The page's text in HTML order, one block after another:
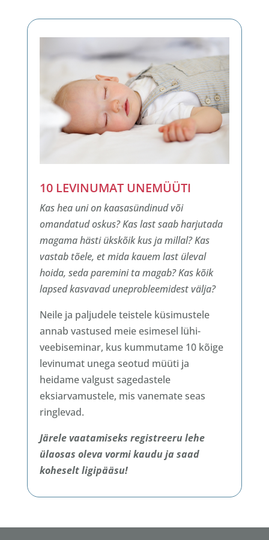
10 LEVINUMAT UNEMÜÜTI
Kas hea uni on kaasasündinud või
omandatud oskus? Kas last saab harjutada
magama hästi ükskõik kus ja millal? Kas
vastab tõele, et mida kauem last üleval
hoida, seda paremini ta magab? Kas kõik
lapsed kasvavad uneprobleemidest välja?
Neile ja paljudele teistele küsimustele
annab vastused meie esimesel lühi-
veebiseminar, kus kummutame 10 kõige
levinumat unega seotud müüti ja
heidame valgust sagedastele
eksiarvamustele, mis vanemate seas
ringlevad.
Järele vaatamiseks registreeru lehe
ülaosas oleva vormi kaudu ja saad
koheselt ligipääsu!